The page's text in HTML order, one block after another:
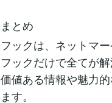
まとめ
フックは、ネットマ
フックだけで全てが
価値ある情報や魅力
ます。